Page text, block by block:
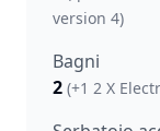
version 4)
Bagni
2 (+1 2 X